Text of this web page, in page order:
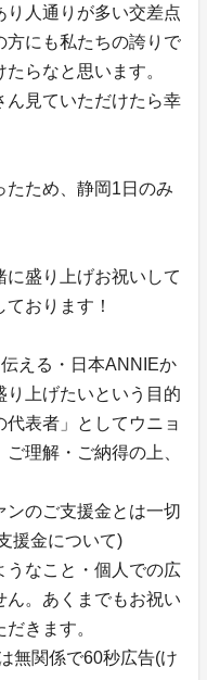
り人通りが多い交差点
方にも私たちの誇りで
らなと思います。
ん見ていただけたら幸
たため、静岡1日のみ
に盛り上げお祝いして
おります！
える・日本ANNIEか
り上げたいという目的
表者」としてウニョ
理解・ご納得の上、
のご支援金とは一切
援金について)
なこと・個人での広
ん。あくまでもお祝い
きます。
無関係で60秒広告(け